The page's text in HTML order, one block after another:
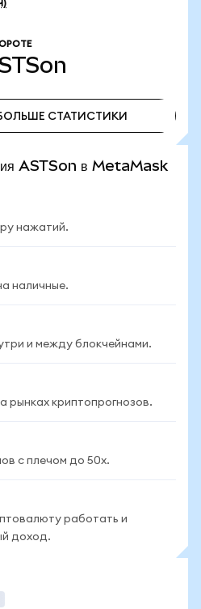
СТАТИСТИКИ
ASTSon в MetaMask
нажатий.
наличные.
и между блокчейнами.
рынках криптопрогнозов.
с плечом до 50x.
работать и
доход.